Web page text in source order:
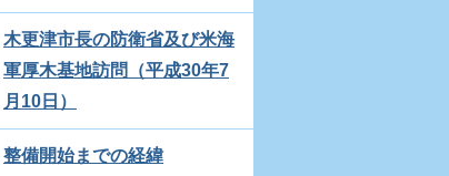
木更津市長の防衛省及び米海
軍厚木基地訪問（平成30年7
月10日）
整備開始までの経緯